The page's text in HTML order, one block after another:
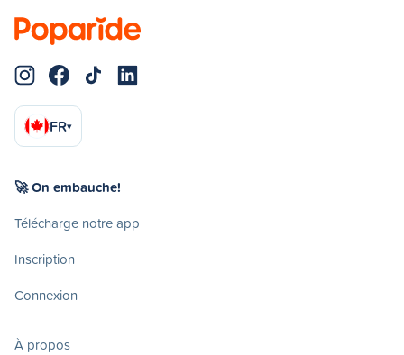
FR▾
🚀 On embauche!
Télécharge notre app
Inscription
Connexion
À propos